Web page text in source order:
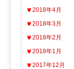
2018年4月
2018年3月
2018年2月
2018年1月
2017年12月